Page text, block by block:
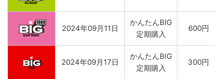
2024年09月11日
かんたんBIG
定期購入
600円
2024年09月17日
かんたんBIG
定期購入
300円